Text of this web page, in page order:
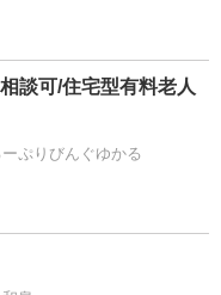
談可/住宅型有料老人
ぷりびんぐゆかる